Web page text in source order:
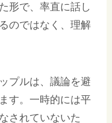
形で、率直に話し
のではなく、理解
プルは、議論を避
す。一時的には平
されていないた